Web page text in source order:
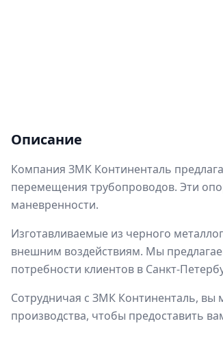
Описание
Компания ЗМК Континенталь
перемещения трубопроводов. Эти
маневренности.
Изготавливаемые из черного
внешним воздействиям. Мы
потребности клиентов в Санкт-
Сотрудничая с ЗМК Континенталь,
производства, чтобы предоставить